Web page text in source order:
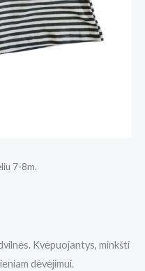
7-8m.
Kvėpuojantys, minkšti
dėvėjimui.